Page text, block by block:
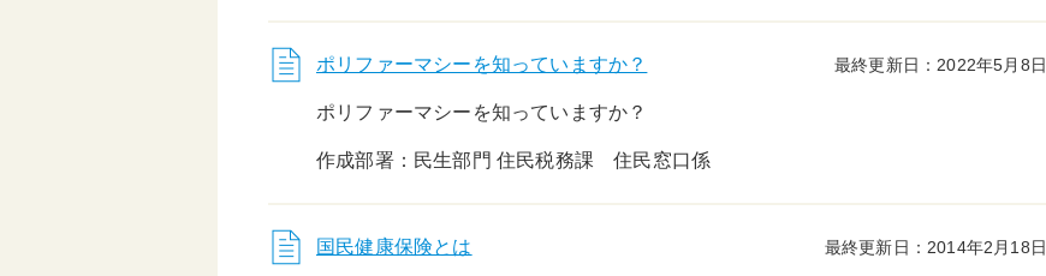
ポリファーマシーを知っていますか？ 最終更新日：2022年5月8日
ポリファーマシーを知っていますか？
作成部署：民生部門 住民税務課 住民窓口係
国民健康保険とは 最終更新日：2014年2月18日